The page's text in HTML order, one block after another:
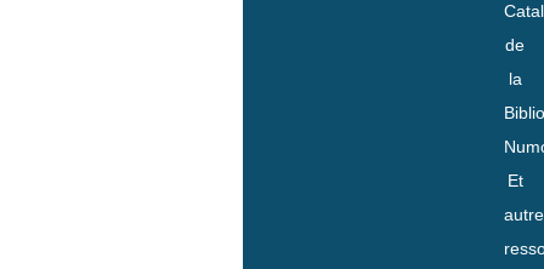
de
la
Et